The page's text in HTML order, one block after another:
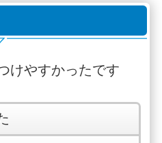
けやすかったです